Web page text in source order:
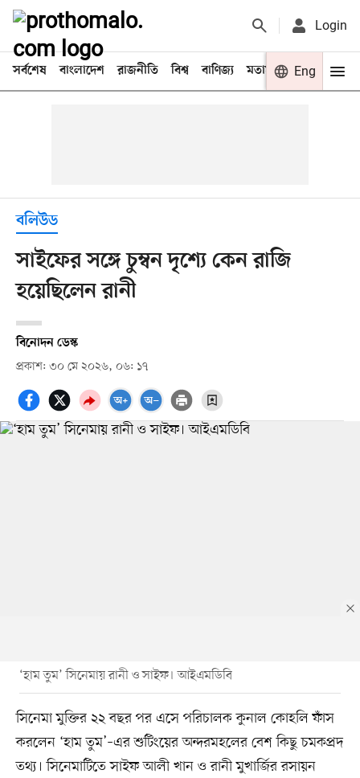
Login
সর্বশেষ বাংলাদেশ রাজনীতি বিশ্ব বাণিজ্য মতামত খেলা
Eng
বলিউড
সাইফের সঙ্গে চুম্বন দৃশ্যে কেন রাজি
হয়েছিলেন রানী
বিনোদন ডেস্ক
প্রকাশ: ৩০ মে ২০২৬, ০৬: ১৭
‘হাম তুম’ সিনেমায় রানী ও সাইফ। আইএমডিবি
সিনেমা মুক্তির ২২ বছর পর এসে পরিচালক কুনাল কোহলি ফাঁস
করলেন ‘হাম তুম’–এর শুটিংয়ের অন্দরমহলের বেশ কিছু চমকপ্রদ
তথ্য। সিনেমাটিতে সাইফ আলী খান ও রানী মুখার্জির রসায়ন